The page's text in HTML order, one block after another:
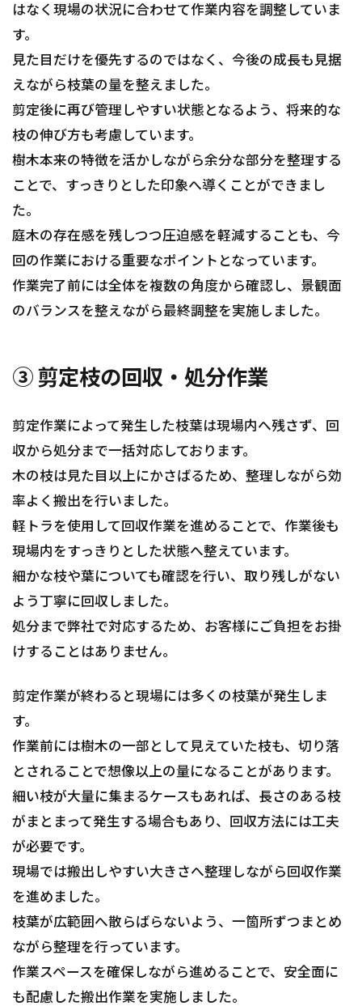
はなく現場の状況に合わせて作業内容を調整していま
す。
見た目だけを優先するのではなく、今後の成長も見据
えながら枝葉の量を整えました。
剪定後に再び管理しやすい状態となるよう、将来的な
枝の伸び方も考慮しています。
樹木本来の特徴を活かしながら余分な部分を整理する
ことで、すっきりとした印象へ導くことができまし
た。
庭木の存在感を残しつつ圧迫感を軽減することも、今
回の作業における重要なポイントとなっています。
作業完了前には全体を複数の角度から確認し、景観面
のバランスを整えながら最終調整を実施しました。
③ 剪定枝の回収・処分作業
剪定作業によって発生した枝葉は現場内へ残さず、回
収から処分まで一括対応しております。
木の枝は見た目以上にかさばるため、整理しながら効
率よく搬出を行いました。
軽トラを使用して回収作業を進めることで、作業後も
現場内をすっきりとした状態へ整えています。
細かな枝や葉についても確認を行い、取り残しがない
よう丁寧に回収しました。
処分まで弊社で対応するため、お客様にご負担をお掛
けすることはありません。
剪定作業が終わると現場には多くの枝葉が発生しま
す。
作業前には樹木の一部として見えていた枝も、切り落
とされることで想像以上の量になることがあります。
細い枝が大量に集まるケースもあれば、長さのある枝
がまとまって発生する場合もあり、回収方法には工夫
が必要です。
現場では搬出しやすい大きさへ整理しながら回収作業
を進めました。
枝葉が広範囲へ散らばらないよう、一箇所ずつまとめ
ながら整理を行っています。
作業スペースを確保しながら進めることで、安全面に
も配慮した搬出作業を実施しました。